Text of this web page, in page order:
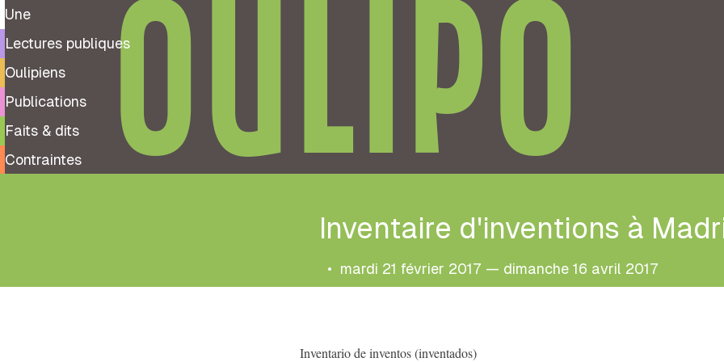
Une
Lectures publiques
Oulipiens
Publications
Faits & dits
Contraintes
OULIPO
Inventaire d'inventions à
• mardi 21 février 2017 — dimanche 16 avril 2017
Inventario de inventos (inventados)